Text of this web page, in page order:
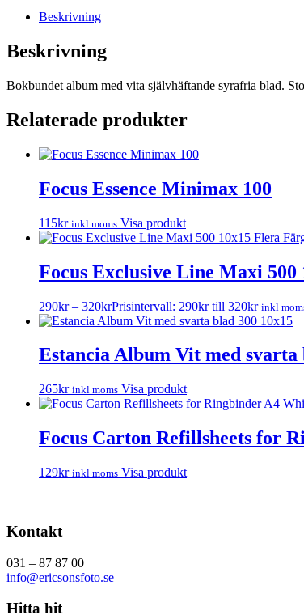
Beskrivning
Beskrivning
Bokbundet album med vita självhäftande syrafria blad.
Relaterade produkter
Focus Essence Minimax 100
115kr inkl moms Visa produkt
Focus Exclusive Line Maxi
290kr – 320krPrisintervall: 290kr till 320kr inkl
Estancia Album Vit med svarta
265kr inkl moms Visa produkt
Focus Carton Refillsheets for
129kr inkl moms Visa produkt
Kontakt
031 – 87 87 00
info@ericsonsfoto.se
Hitta hit